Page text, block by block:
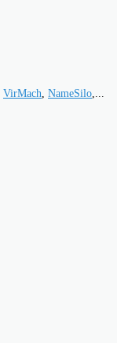
VirMach, NameSilo,...